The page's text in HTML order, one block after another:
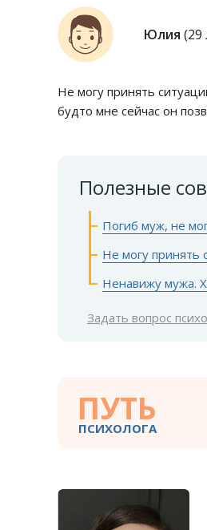
Юлия (29
Не могу принять
будто мне сейчас он
Полезные
Погиб муж, не
Не могу принять
Ненавижу мужа.
Задать вопрос
ПУТЬ
ПСИХОЛОГА